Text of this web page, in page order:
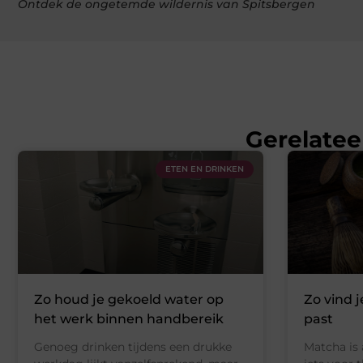
Ontdek de ongetemde wildernis van Spitsbergen
ETEN EN DRINKEN
Zo houd je gekoeld water op
het werk binnen handbereik
Genoeg drinken tijdens een drukke
Zo vind
past
Matcha is